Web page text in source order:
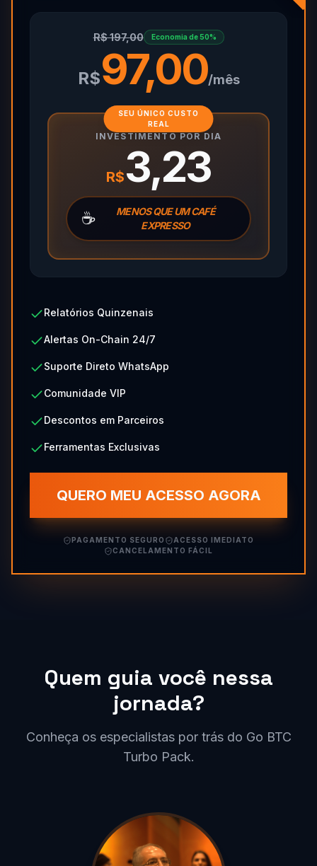
R$ 197,00 Economia de 50%
R$97,00/mês
SEU ÚNICO CUSTO
REAL
INVESTIMENTO POR DIA
R$3,23
☕
MENOS QUE UM CAFÉ
EXPRESSO
Relatórios Quinzenais
Alertas On-Chain 24/7
Suporte Direto WhatsApp
Comunidade VIP
Descontos em Parceiros
Ferramentas Exclusivas
QUERO MEU ACESSO AGORA
PAGAMENTO SEGURO
ACESSO IMEDIATO
CANCELAMENTO FÁCIL
Quem guia você nessa
jornada?
Conheça os especialistas por trás do Go BTC
Turbo Pack.